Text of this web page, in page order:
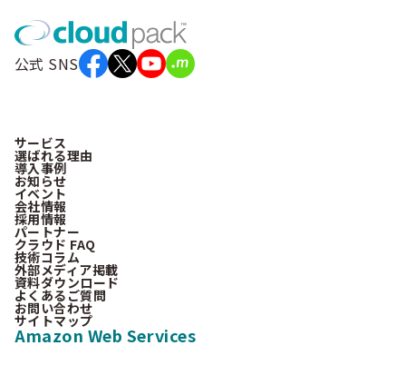
公式 SNS
サービス
選ばれる理由
導入事例
お知らせ
イベント
会社情報
採用情報
パートナー
クラウド FAQ
技術コラム
外部メディア掲載
資料ダウンロード
よくあるご質問
お問い合わせ
サイトマップ
Amazon Web Services